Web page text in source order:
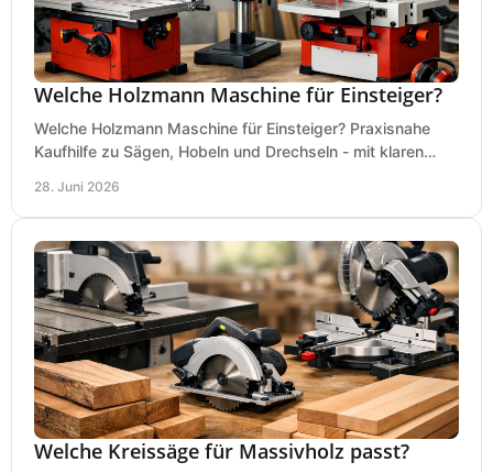
Welche Holzmann Maschine für Einsteiger?
Welche Holzmann Maschine für Einsteiger? Praxisnahe
Kaufhilfe zu Sägen, Hobeln und Drechseln - mit klaren
28. Juni 2026
Welche Kreissäge für Massivholz passt?